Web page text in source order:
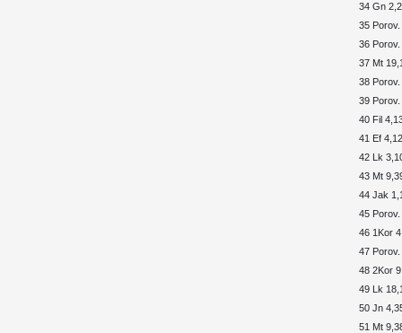
34 Gn
35
36
37 Mt
38
39
40 Fil
41 Ef
42 Lk
43 Mt
44 Jak
45
46 1Kor
47
48 2Kor
49 Lk
50 Jn
51 Mt